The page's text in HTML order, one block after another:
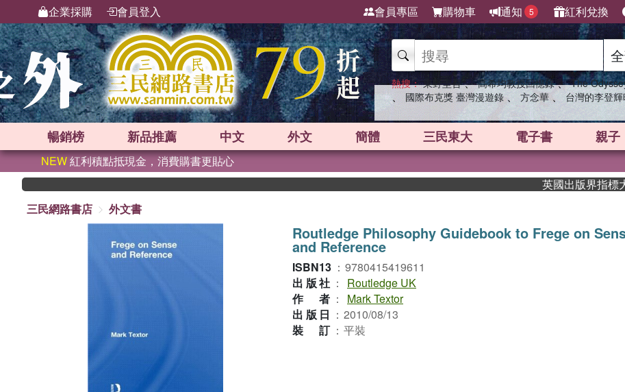
企業採購 會員登入 會員專區 購物車 通知 5 紅利兌換
熱搜： 東野圭吾 、 高希均教授回憶錄 、 The
、 國際布克獎 臺灣漫遊錄 、 方念華 、 台灣的李登
暢銷榜 新品推薦 中文 外文 簡體 三民東大 電子書 親子
NEW紅利積點抵現金，消費購書更貼心
英國出版界指標大獎
三民網路書店
外文書
Routledge Philosophy Guidebook to Frege on
and Reference
ISBN13 ： 9780415419611
出版社 ：
Routledge UK
作者 ：
Mark Textor
出版日 ： 2010/08/13
裝訂 ： 平裝